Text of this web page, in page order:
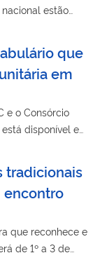
estão
que
em
e o Consórcio
disponível em
tradicionais
encontro
que reconhece e
de 1º a 3 de